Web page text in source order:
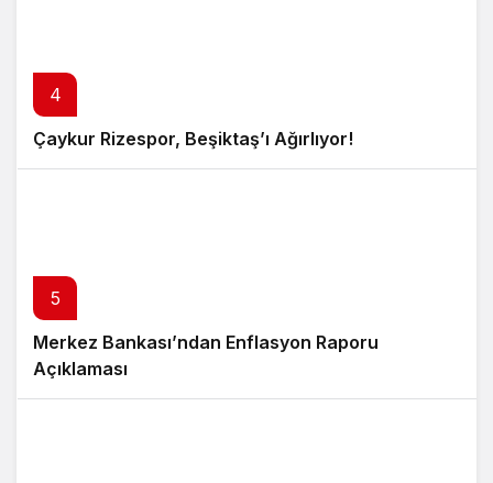
4
Çaykur Rizespor, Beşiktaş’ı Ağırlıyor!
5
Merkez Bankası’ndan Enflasyon Raporu
Açıklaması